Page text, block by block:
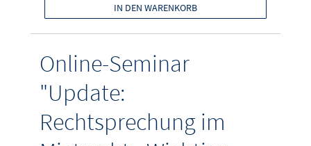
IN DEN WARENKORB
Online-Seminar
"Update:
Rechtsprechung im